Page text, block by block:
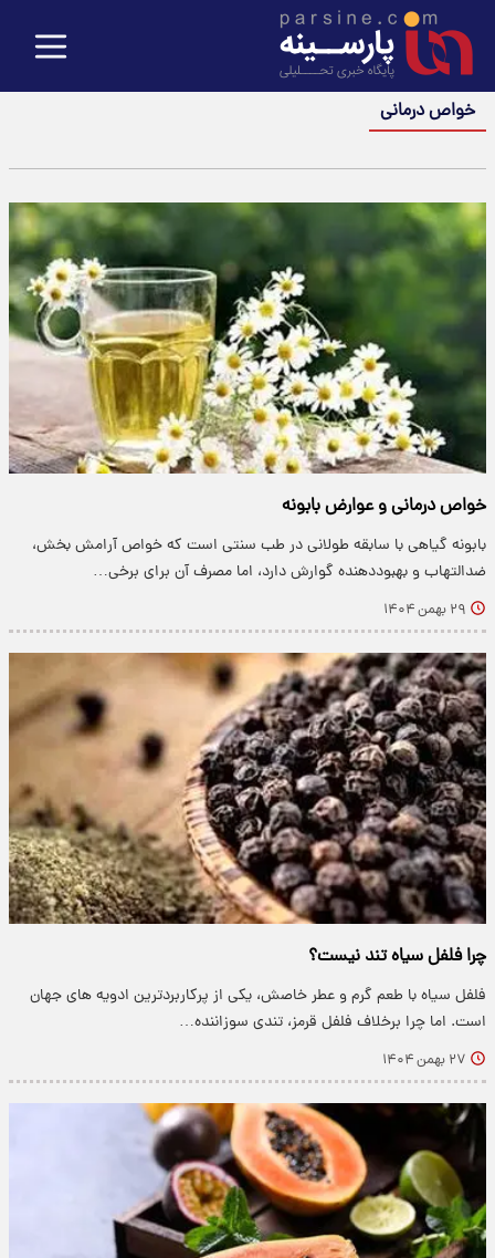
خواص درمانی
خواص درمانی و عوارض بابونه
بابونه گیاهی با سابقه طولانی در طب سنتی است که خواص آرامش بخش،
ضدالتهاب و بهبوددهنده گوارش دارد، اما مصرف آن برای برخی…
۲۹ بهمن ۱۴۰۴
چرا فلفل سیاه تند نیست؟
فلفل سیاه با طعم گرم و عطر خاصش، یکی از پرکاربردترین ادویه های جهان
است. اما چرا برخلاف فلفل قرمز، تندی سوزاننده…
۲۷ بهمن ۱۴۰۴